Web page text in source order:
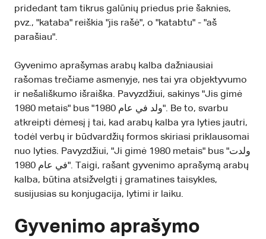
pridedant tam tikrus galūnių priedus prie šaknies,
pvz., "kataba" reiškia "jis rašė", o "katabtu" - "aš
parašiau".
Gyvenimo aprašymas arabų kalba dažniausiai
rašomas trečiame asmenyje, nes tai yra objektyvumo
ir nešališkumo išraiška. Pavyzdžiui, sakinys "Jis gimė
1980 metais" bus "ولد في عام 1980". Be to, svarbu
atkreipti dėmesį į tai, kad arabų kalba yra lyties jautri,
todėl verbų ir būdvardžių formos skiriasi priklausomai
nuo lyties. Pavyzdžiui, "Ji gimė 1980 metais" bus "ولدت
في عام 1980". Taigi, rašant gyvenimo aprašymą arabų
kalba, būtina atsižvelgti į gramatines taisykles,
susijusias su konjugacija, lytimi ir laiku.
Gyvenimo aprašymo